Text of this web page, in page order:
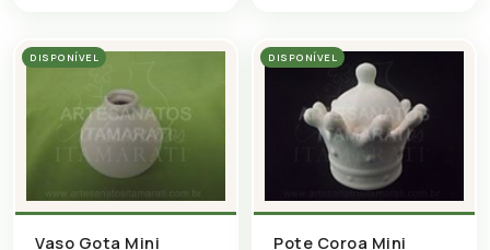
DISPONÍVEL
Vaso Gota Mini
DISPONÍVEL
Pote Coroa Mini